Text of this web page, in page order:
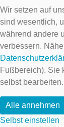
Wir setzen auf
sind wesentlich,
während andere
verbessern.
Fußbereich). Sie
selbst bearbeiten.
Alle annehmen
Selbst einstellen